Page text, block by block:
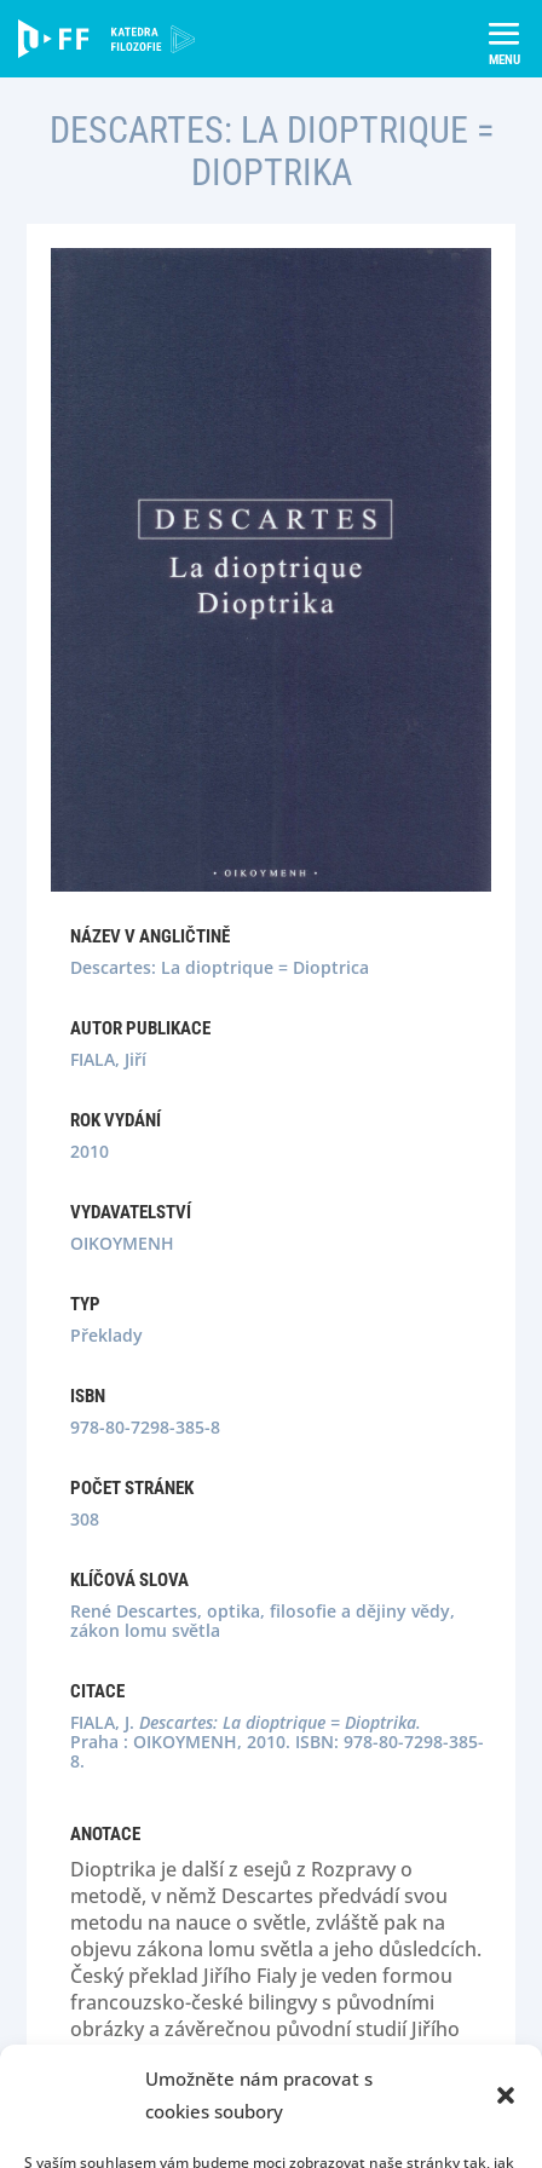
content
Umožněte nám pracovat s
cookies soubory
S vaším souhlasem vám budeme moci zobrazovat naše stránky tak, jak
Publikace
DESCARTES: LA DIOPTRIQUE =
DIOPTRIKA
NÁZEV V ANGLIČTINĚ
Descartes: La dioptrique = Dioptrica
AUTOR PUBLIKACE
FIALA, Jiří
ROK VYDÁNÍ
2010
VYDAVATELSTVÍ
OIKOYMENH
TYP
Překlady
ISBN
978-80-7298-385-8
POČET STRÁNEK
308
KLÍČOVÁ SLOVA
René Descartes, optika, filosofie a dějiny vědy,
zákon lomu světla
CITACE
FIALA, J. Descartes: La dioptrique = Dioptrika.
Praha : OIKOYMENH, 2010. ISBN: 978-80-7298-385-
8.
ANOTACE
Dioptrika je další z esejů z Rozpravy o
metodě, v němž Descartes předvádí svou
metodu na nauce o světle, zvláště pak na
objevu zákona lomu světla a jeho důsledcích.
Český překlad Jiřího Fialy je veden formou
francouzsko-české bilingvy s původními
obrázky a závěrečnou původní studií Jiřího